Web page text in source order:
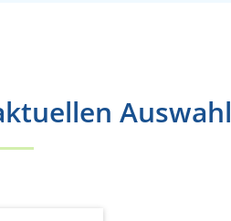
Auswahl